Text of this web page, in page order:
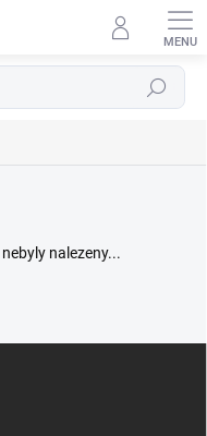
Hledat
nebyly nalezeny...